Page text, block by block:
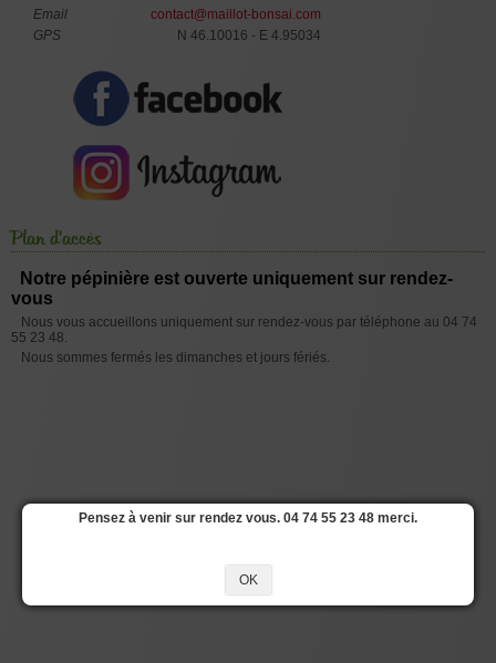
Email
contact@maillot-bonsai.com
GPS
N 46.10016 - E 4.95034
Plan d'accès
Notre pépinière est ouverte uniquement sur rendez-
vous
Nous vous accueillons uniquement sur rendez-vous par téléphone au 04 74
55 23 48.
Nous sommes fermés les dimanches et jours fériés.
Pensez à venir sur rendez vous. 04 74 55 23 48 merci.
OK